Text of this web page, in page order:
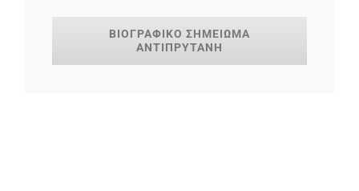
ΒΙΟΓΡΑΦΙΚΟ ΣΗΜΕΙΩΜΑ
ΑΝΤΙΠΡΥΤΑΝΗ